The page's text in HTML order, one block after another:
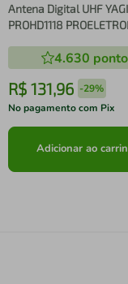
Antena Digital UHF
PROHD1118
4.630
R$ 131,96 -29%
No pagamento com Pix
Adicionar ao